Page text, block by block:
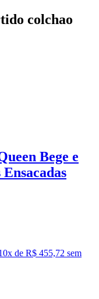
colchao
Bege e
x de R$ 455,72 sem